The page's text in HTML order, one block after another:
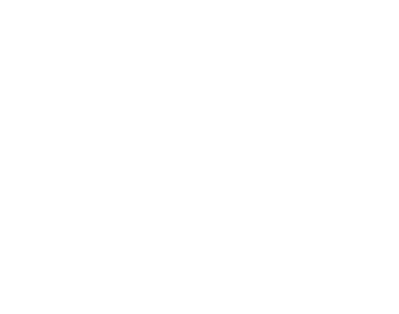
мобильного интернета